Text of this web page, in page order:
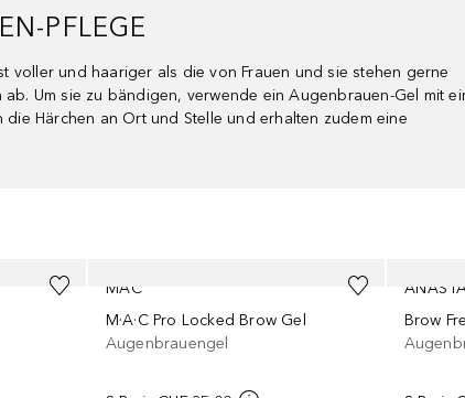
PFLEGE
voller und haariger als die von Frauen und sie stehen gerne
ab. Um sie zu bändigen, verwende ein Augenbrauen-Gel mit
die Härchen an Ort und Stelle und erhalten zudem eine
MAC
M·A·C Pro Locked Brow Gel
Augenbrauengel
Brow